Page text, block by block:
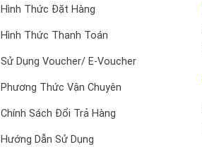
Hình Thức Đặt Hàng
Hình Thức Thanh Toán
Sử Dụng Voucher/ E-Voucher
Phương Thức Vận Chuyên
Chính Sách Đổi Trả Hàng
Hướng Dẫn Sử Dụng